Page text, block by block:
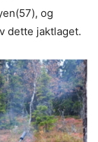
og
dette jaktlaget.